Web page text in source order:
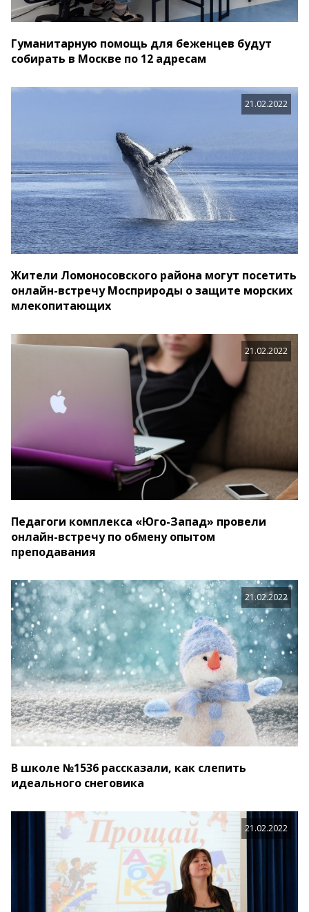
Гуманитарную помощь для беженцев будут
собирать в Москве по 12 адресам
21.02.2022
Жители Ломоносовского района могут посетить
онлайн-встречу Мосприроды о защите морских
млекопитающих
21.02.2022
Педагоги комплекса «Юго-Запад» провели
онлайн-встречу по обмену опытом
преподавания
21.02.2022
В школе №1536 рассказали, как слепить
идеального снеговика
21.02.2022